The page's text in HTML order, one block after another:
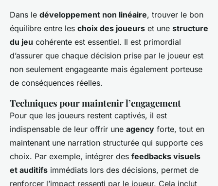
Dans le développement non linéaire, trouver le bon
équilibre entre les choix des joueurs et une structure
du jeu cohérente est essentiel. Il est primordial
d’assurer que chaque décision prise par le joueur est
non seulement engageante mais également porteuse
de conséquences réelles.
Techniques pour maintenir l’engagement
Pour que les joueurs restent captivés, il est
indispensable de leur offrir une agency forte, tout en
maintenant une narration structurée qui supporte ces
choix. Par exemple, intégrer des feedbacks visuels
et auditifs immédiats lors des décisions, permet de
renforcer l’impact ressenti par le joueur. Cela inclut